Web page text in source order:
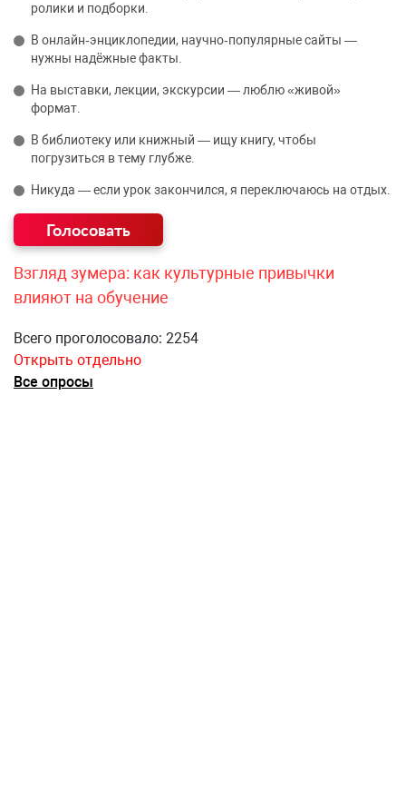
ролики и подборки.
В онлайн‑энциклопедии, научно‑популярные сайты —
нужны надёжные факты.
На выставки, лекции, экскурсии — люблю «живой»
формат.
В библиотеку или книжный — ищу книгу, чтобы
погрузиться в тему глубже.
Никуда — если урок закончился, я переключаюсь на отдых.
Взгляд зумера: как культурные привычки
влияют на обучение
Всего проголосовало: 2254
Открыть отдельно
Все опросы